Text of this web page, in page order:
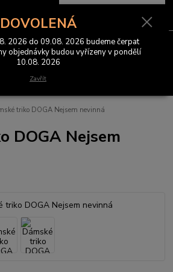
Menu
0 Kč
triko DOGA Nejsem nevinná
DOGA Nejsem
DOVOLENÁ
2026 do 09.08. 2026 budeme čerpat
objednávky budou vyřízeny v pondělí
10.08. 2026
Zavřít